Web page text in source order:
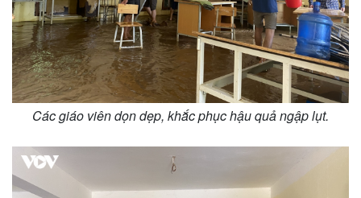
Văn học
Âm nhạc
Di sản
Thời trang
Sao Việt
Các giáo viên dọn dẹp, khắc phục hậu quả ngập lụt.